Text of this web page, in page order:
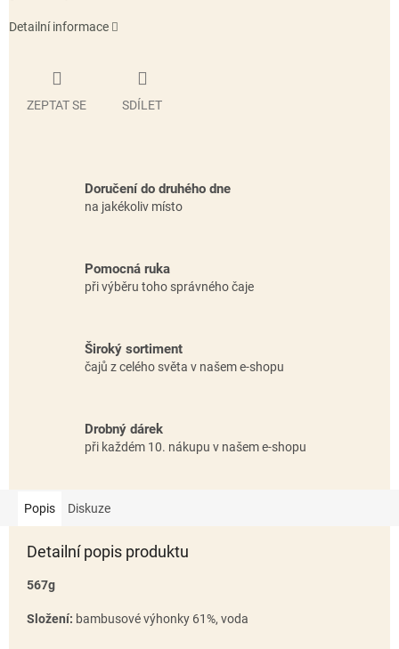
Detailní informace
ZEPTAT SE SDÍLET
Doručení do druhého dne
na jakékoliv místo
Pomocná ruka
při výběru toho správného čaje
Široký sortiment
čajů z celého světa v našem e-shopu
Drobný dárek
při každém 10. nákupu v našem e-shopu
Popis Diskuze
Detailní popis produktu
567g
Složení: bambusové výhonky 61%, voda